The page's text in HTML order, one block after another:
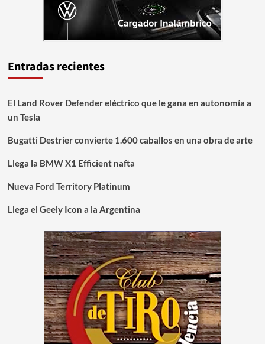
Entradas recientes
El Land Rover Defender eléctrico que le gana en autonomía a
un Tesla
Bugatti Destrier convierte 1.600 caballos en una obra de arte
Llega la BMW X1 Efficient nafta
Nueva Ford Territory Platinum
Llega el Geely Icon a la Argentina